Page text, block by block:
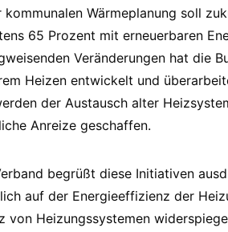
kommunalen Wärmeplanung soll
65 Prozent mit erneuerbaren
Veränderungen hat die
Heizen entwickelt und
der Austausch alter
Anreize geschaffen.
begrüßt diese Initiativen
auf der Energieeffizienz der
von Heizungssystemen